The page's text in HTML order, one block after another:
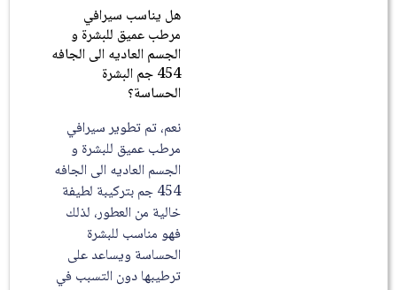
هل يناسب سيرافي
مرطب عميق للبشرة و
الجسم العاديه الى الجافه
454 جم البشرة
الحساسة؟
نعم، تم تطوير سيرافي
مرطب عميق للبشرة و
الجسم العاديه الى الجافه
454 جم بتركيبة لطيفة
خالية من العطور، لذلك
فهو مناسب للبشرة
الحساسة ويساعد على
ترطيبها دون التسبب في